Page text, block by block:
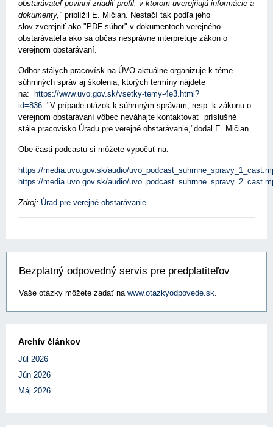
obstarávateľ povinní zriadiť profil, v ktorom uverejňujú informácie a
dokumenty," priblížil E. Mičian. Nestačí tak podľa jeho
slov zverejniť ako "PDF súbor" v dokumentoch verejného
obstarávateľa ako sa občas nesprávne interpretuje zákon o
verejnom obstarávaní.
Odbor stálych pracovísk na ÚVO aktuálne organizuje k téme
súhrnných správ aj školenia, ktorých termíny nájdete
na: https://www.uvo.gov.sk/vsetky-temy-4e3.html?
id=836 "V prípade otázok k súhrnným správam, resp. k zákonu o
verejnom obstarávaní vôbec neváhajte kontaktovať príslušné
stále pracovisko Úradu pre verejné obstarávanie,"dodal E. Mičian.
Obe časti podcastu si môžete vypočuť na:
https://media.uvo.gov.sk/audio/
https://media.uvo.gov.sk/audio/
Zdroj: Úrad pre verejné obstarávanie
Bezplatný odpovedný servis pre predplatiteľov
Vaše otázky môžete zadať na www.otazkyodpovede.sk
Archív článkov
Júl 2026
Jún 2026
Máj 2026